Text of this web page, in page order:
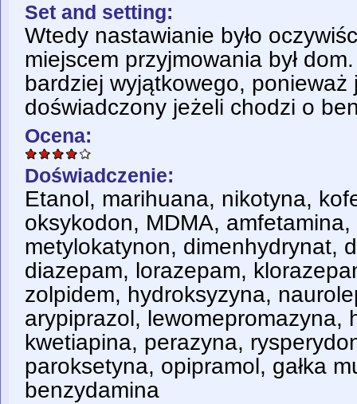
Set and setting:
Wtedy nastawianie było
miejscem przyjmowania był
bardziej wyjątkowego, ponieważ
doświadczony jeżeli chodzi o
Ocena:
Doświadczenie:
Etanol, marihuana, nikotyna,
oksykodon, MDMA,
metylokatynon, dimenhydrynat,
diazepam, lorazepam,
zolpidem, hydroksyzyna,
arypiprazol, lewomepromazyna,
kwetiapina, perazyna,
paroksetyna, opipramol, gałka
benzydamina